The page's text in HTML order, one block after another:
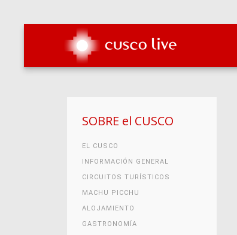
SOBRE el CUSCO
EL CUSCO
INFORMACIÓN GENERAL
CIRCUITOS TURÍSTICOS
MACHU PICCHU
ALOJAMIENTO
GASTRONOMÍA